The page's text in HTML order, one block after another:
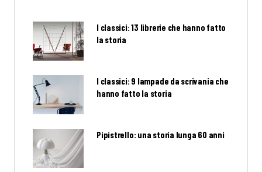
I classici: 13 librerie che hanno fatto
la storia
I classici: 9 lampade da scrivania che
hanno fatto la storia
Pipistrello: una storia lunga 60 anni